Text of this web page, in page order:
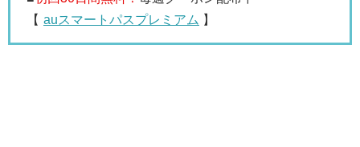
【 auスマートパスプレミアム 】